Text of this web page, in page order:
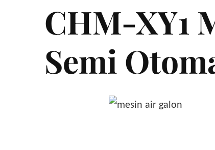
CHM-XY1
Semi